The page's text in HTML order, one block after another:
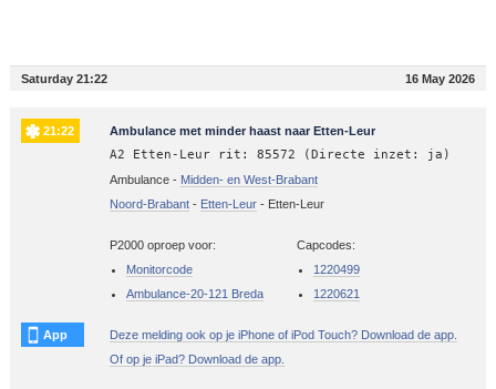
Saturday 21:22 16 May 2026
21:22 Ambulance met minder haast naar Etten-Leur
A2 Etten-Leur rit: 85572 (Directe inzet: ja)
Ambulance - Midden- en West-Brabant
Noord-Brabant- Etten-Leur- Etten-Leur
P2000 oproep voor:
Monitorcode
Ambulance-20-121 Breda
Capcodes:
1220499
1220621
App
Deze melding ook op je iPhone of iPod Touch? Download de app.
Of op je iPad? Download de app.